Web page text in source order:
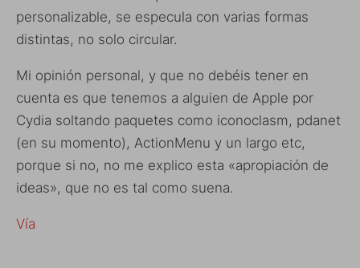
personalizable, se especula con varias formas
distintas, no solo circular.
Mi opinión personal, y que no debéis tener en
cuenta es que tenemos a alguien de Apple por
Cydia soltando paquetes como iconoclasm, pdanet
(en su momento), ActionMenu y un largo etc,
porque si no, no me explico esta «apropiación de
ideas», que no es tal como suena.
Vía